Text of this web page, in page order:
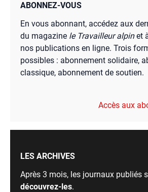
ABONNEZ-VOUS
En vous abonnant, accédez aux
du magazine le Travailleur alpinet
nos publications en ligne. Trois
possibles : abonnement solidaire,
classique, abonnement de soutien.
Accès aux
LES ARCHIVES
Après 3 mois, les journaux publiés
découvrez-les.